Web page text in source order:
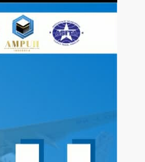
Langsung
ke